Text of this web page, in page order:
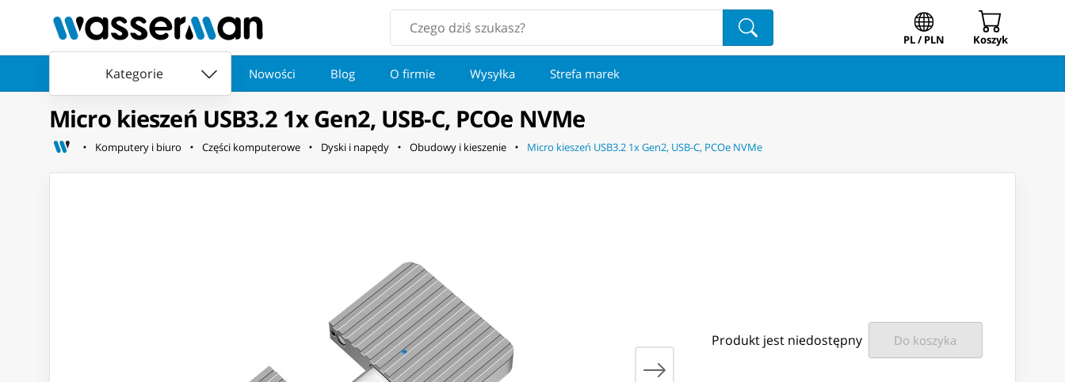
PL / PLN Koszyk
Kategorie Nowości Blog O firmie Wysyłka Strefa marek
Micro kieszeń USB3.2 1x Gen2, USB-C, PCOe NVMe
Komputery i biuro Części komputerowe Dyski i napędy Obudowy i kieszenie Micro kieszeń USB3.2 1x Gen2, USB-C, PCOe NVMe
Produkt jest niedostępny Do koszyka